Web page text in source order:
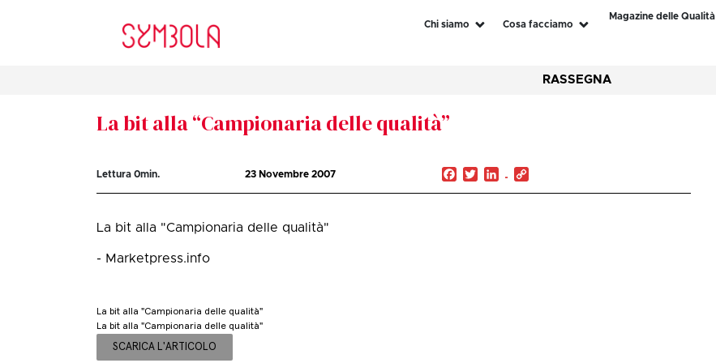
Chi siamo Cosa facciamo
Magazine delle Qualità
RASSEGNA
La bit alla “Campionaria delle qualità”
Lettura0min. 23 Novembre 2007 Facebook
TwitterLinkedIn
La bit alla "Campionaria delle qualità"
- Marketpress.info
La bit alla "Campionaria delle qualità"
La bit alla "Campionaria delle qualità"
SCARICA L'ARTICOLO